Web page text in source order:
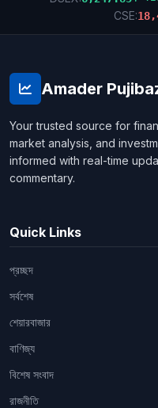
CSE:
Amader
Your trusted source for
market analysis, and
informed with real-time
commentary.
Quick Links
প্রচ্ছদ
সর্বশেষ
শেয়ারবাজার
বাণিজ্য
বিশেষ সংবাদ
রাজনীতি